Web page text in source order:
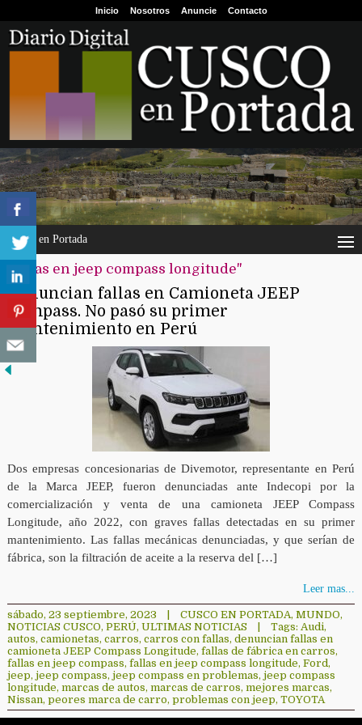
Inicio Nosotros Anuncie Contacto
Cusco en Portada
"fallas en jeep compass longitude"
Denuncian fallas en Camioneta JEEP
Compass. No pasó su primer
mantenimiento en Perú
Dos empresas concesionarias de Divemotor, representante en Perú
de la Marca JEEP, fueron denunciadas ante Indecopi por la
comercialización y venta de una camioneta JEEP Compass
Longitude, año 2022, con graves fallas detectadas en su primer
mantenimiento. Las fallas mecánicas denunciadas, y que serían de
fábrica, son la filtración de aceite a la reserva del […]
Leer mas...
sábado, 23 septiembre, 2023 CUSCO EN PORTADA, MUNDO,
NOTICIAS CUSCO, PERÚ, ULTIMAS NOTICIAS Tags: Audi,
autos, camionetas, carros, carros con fallas, denuncian fallas en
camioneta JEEP Compass Longitude, fallas de fábrica en carros,
fallas en jeep compass, fallas en jeep compass longitude, Ford,
jeep, jeep compass, jeep compass en problemas, jeep compass
longitude, marcas de autos, marcas de carros, mejores marcas,
Nissan, peores marca de carro, problemas con jeep, TOYOTA